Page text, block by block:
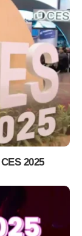
2025